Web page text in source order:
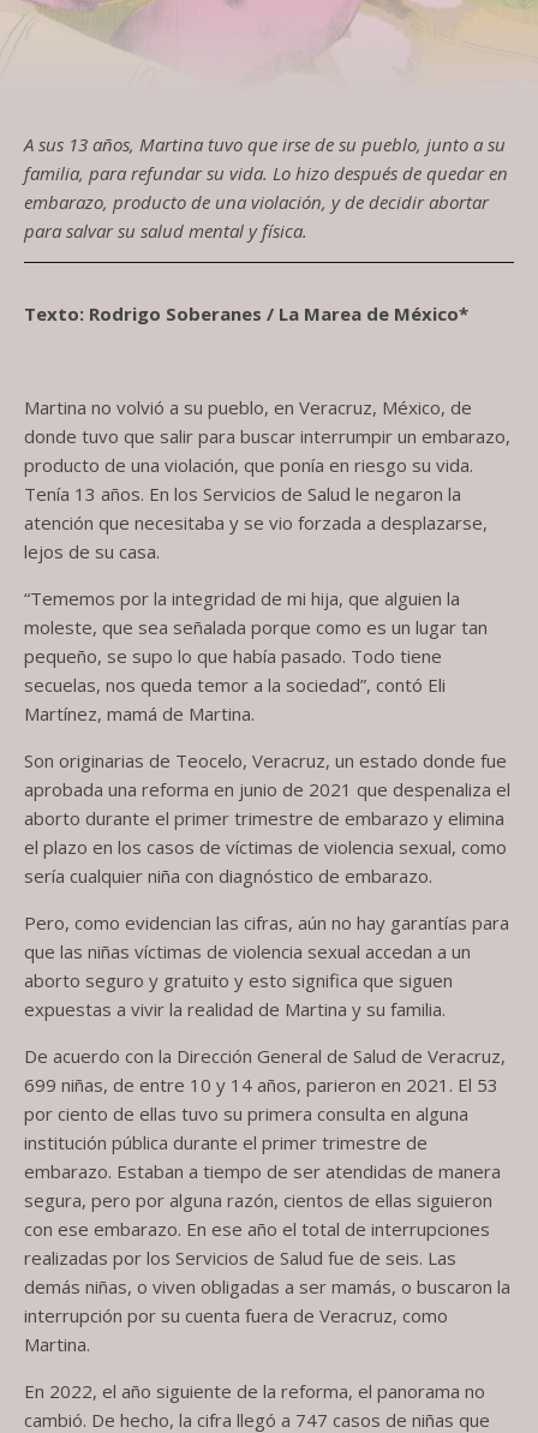
A sus 13 años, Martina tuvo que irse de su pueblo, junto a su
familia, para refundar su vida. Lo hizo después de quedar en
embarazo, producto de una violación, y de decidir abortar
para salvar su salud mental y física.
Texto: Rodrigo Soberanes / La Marea de México*
Martina no volvió a su pueblo, en Veracruz, México, de
donde tuvo que salir para buscar interrumpir un embarazo,
producto de una violación, que ponía en riesgo su vida.
Tenía 13 años. En los Servicios de Salud le negaron la
atención que necesitaba y se vio forzada a desplazarse,
lejos de su casa.
“Tememos por la integridad de mi hija, que alguien la
moleste, que sea señalada porque como es un lugar tan
pequeño, se supo lo que había pasado. Todo tiene
secuelas, nos queda temor a la sociedad”, contó Eli
Martínez, mamá de Martina.
Son originarias de Teocelo, Veracruz, un estado donde fue
aprobada una reforma en junio de 2021 que despenaliza el
aborto durante el primer trimestre de embarazo y elimina
el plazo en los casos de víctimas de violencia sexual, como
sería cualquier niña con diagnóstico de embarazo.
Pero, como evidencian las cifras, aún no hay garantías para
que las niñas víctimas de violencia sexual accedan a un
aborto seguro y gratuito y esto significa que siguen
expuestas a vivir la realidad de Martina y su familia.
De acuerdo con la Dirección General de Salud de Veracruz,
699 niñas, de entre 10 y 14 años, parieron en 2021. El 53
por ciento de ellas tuvo su primera consulta en alguna
institución pública durante el primer trimestre de
embarazo. Estaban a tiempo de ser atendidas de manera
segura, pero por alguna razón, cientos de ellas siguieron
con ese embarazo. En ese año el total de interrupciones
realizadas por los Servicios de Salud fue de seis. Las
demás niñas, o viven obligadas a ser mamás, o buscaron la
interrupción por su cuenta fuera de Veracruz, como
Martina.
En 2022, el año siguiente de la reforma, el panorama no
cambió. De hecho, la cifra llegó a 747 casos de niñas que